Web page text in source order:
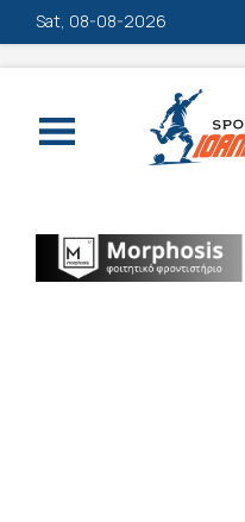
Sat, 08-08-2026